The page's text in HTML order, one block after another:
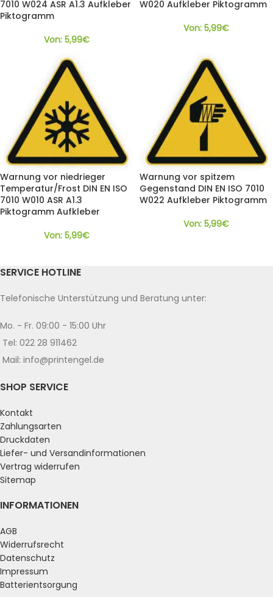
7010 W024 ASR A1.3 Aufkleber
Piktogramm
Von: 5,99€
W020 Aufkleber Piktogramm
Von: 5,99€
Warnung vor niedrieger
Temperatur/Frost DIN EN ISO
7010 W010 ASR A1.3
Piktogramm Aufkleber
Von: 5,99€
Warnung vor spitzem
Gegenstand DIN EN ISO 7010
W022 Aufkleber Piktogramm
Von: 5,99€
SERVICE HOTLINE
Telefonische Unterstützung und Beratung unter:
Mo. - Fr. 09:00 - 15:00 Uhr
Tel: 022 28 911462
Mail: info@printengel.de
SHOP SERVICE
Kontakt
Zahlungsarten
Druckdaten
Liefer- und Versandinformationen
Vertrag widerrufen
Sitemap
INFORMATIONEN
AGB
Widerrufsrecht
Datenschutz
Impressum
Batterientsorgung